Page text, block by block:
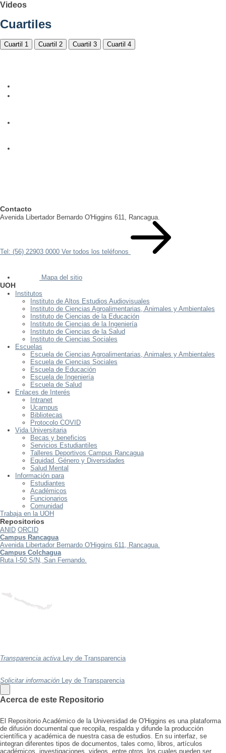
Videos
Cuartiles
Cuartil 1 Cuartil 2 Cuartil 3 Cuartil 4
Contacto
Avenida Libertador Bernardo O'Higgins 611, Rancagua.
Tel: (56) 22903 0000 Ver todos los teléfonos
Mapa del sitio
UOH
Institutos
Instituto de Altos Estudios Audiovisuales
Instituto de Ciencias Agroalimentarias, Animales y Ambientales
Instituto de Ciencias de la Educación
Instituto de Ciencias de la Ingeniería
Instituto de Ciencias de la Salud
Instituto de Ciencias Sociales
Escuelas
Escuela de Ciencias Agroalimentarias, Animales y Ambientales
Escuela de Ciencias Sociales
Escuela de Educación
Escuela de Ingeniería
Escuela de Salud
Enlaces de Interés
Intranet
Ucampus
Bibliotecas
Protocolo COVID
Vida Universitaria
Becas y beneficios
Servicios Estudiantiles
Talleres Deportivos Campus Rancagua
Equidad, Género y Diversidades
Salud Mental
Información para
Estudiantes
Académicos
Funcionarios
Comunidad
Trabaja en la UOH
Repositorios
ANID ORCID
Campus Rancagua
Avenida Libertador Bernardo O'Higgins 611, Rancagua.
Campus Colchagua
Ruta I-50 S/N, San Fernando.
Transparencia activa Ley de Transparencia
Solicitar información Ley de Transparencia
Acerca de este Repositorio
El Repositorio Académico de la Universidad de O'Higgins es una plataforma
de difusión documental que recopila, respalda y difunde la producción
científica y académica de nuestra casa de estudios. En su interfaz, se
integran diferentes tipos de documentos, tales como, libros, artículos
académicos, investigaciones, videos, entre otros, los cuales pueden ser